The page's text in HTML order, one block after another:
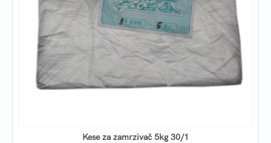
Kese za zamrzivač 5kg 30/1